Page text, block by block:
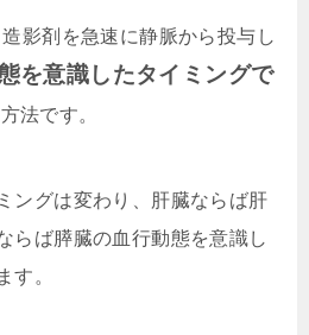
影剤を急速に静脈から投与し
を意識したタイミングで
法です。
ングは変わり、肝臓ならば肝
らば膵臓の血行動態を意識し
す。